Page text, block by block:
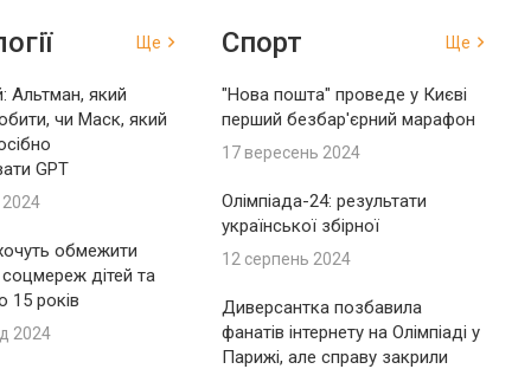
Ще
Альтман, який
чи Маск, який
GPT
2024
обмежити
дітей та
15 років
2024
Спорт Ще
"Нова пошта" проведе у Києві
перший безбар'єрний марафон
17 вересень 2024
Олімпіада-24: результати
української збірної
12 серпень 2024
Диверсантка позбавила
фанатів інтернету на Олімпіаді у
Парижі, але справу закрили